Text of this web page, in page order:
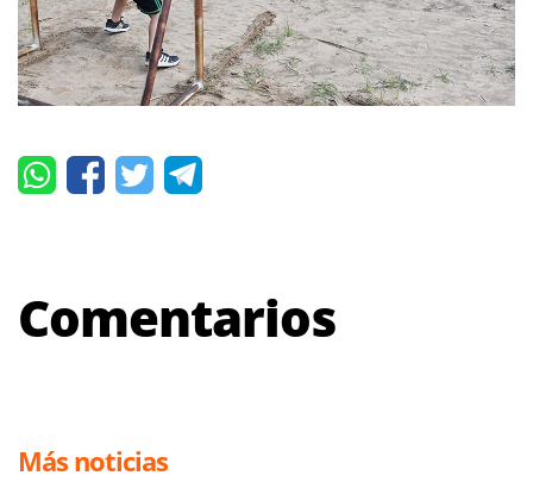
Comentarios
Más noticias